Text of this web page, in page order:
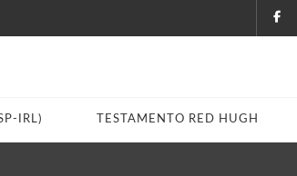
IRL) TESTAMENTO RED HUGH